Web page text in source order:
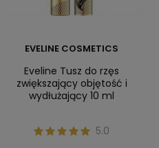
EVELINE COSMETICS
Eveline Tusz do rzęs
zwiększający objętość i
wydłużający 10 ml
5.0